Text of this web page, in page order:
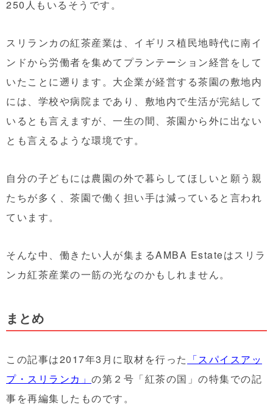
250人もいるそうです。
スリランカの紅茶産業は、イギリス植民地時代に南イ
ンドから労働者を集めてプランテーション経営をして
いたことに遡ります。大企業が経営する茶園の敷地内
には、学校や病院まであり、敷地内で生活が完結して
いるとも言えますが、一生の間、茶園から外に出ない
とも言えるような環境です。
自分の子どもには農園の外で暮らしてほしいと願う親
たちが多く、茶園で働く担い手は減っていると言われ
ています。
そんな中、働きたい人が集まるAMBA Estateはスリラ
ンカ紅茶産業の一筋の光なのかもしれません。
まとめ
この記事は2017年3月に取材を行った 「スパイスアッ
プ・スリランカ」 の第２号「紅茶の国」の特集での記
事を再編集したものです。